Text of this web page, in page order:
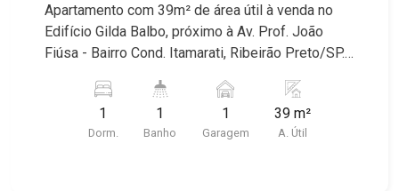
Apartamento com 39m² de área útil à venda no
Edifício Gilda Balbo, próximo à Av. Prof. João
Fiúsa - Bairro Cond. Itamarati, Ribeirão Preto/SP.
Martinelli Imobiliária selecionou para você: -
39m² de área útil - 1 dormitórios com armário e
ar-condicioando - Banheiro social - Sala 2
1
Dorm.
1
Banho
1
Garagem
39 m²
A. Útil